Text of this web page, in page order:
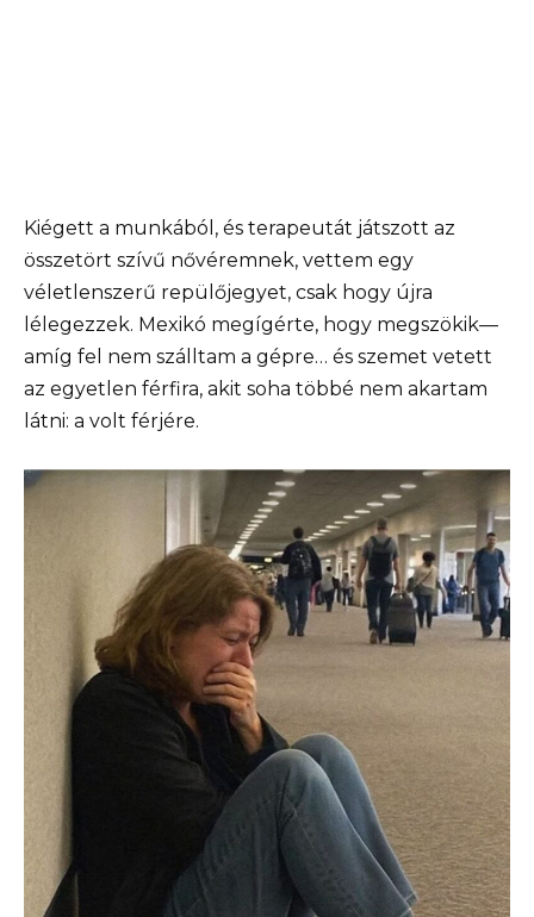
Kiégett a munkából, és terapeutát játszott az
összetört szívű nővéremnek, vettem egy
véletlenszerű repülőjegyet, csak hogy újra
lélegezzek. Mexikó megígérte, hogy megszökik—
amíg fel nem szálltam a gépre… és szemet vetett
az egyetlen férfira, akit soha többé nem akartam
látni: a volt férjére.